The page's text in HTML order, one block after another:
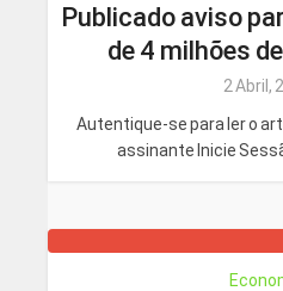
Publicado aviso
de 4 milhões
2 Abril,
Autentique-se para ler o
assinante Inicie